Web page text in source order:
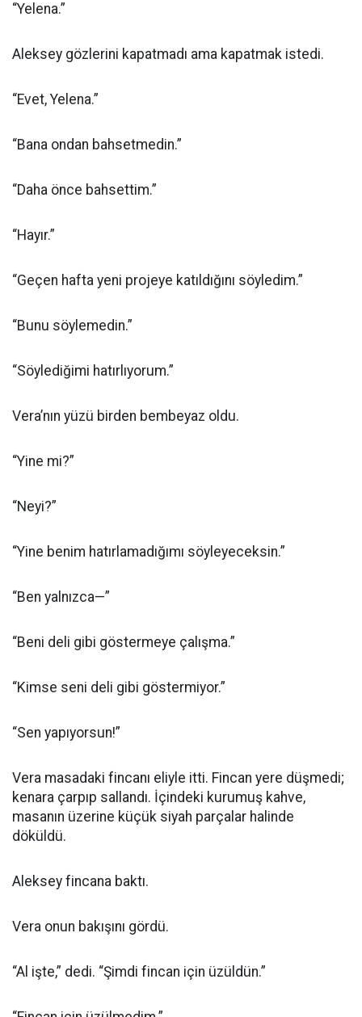
“Yelena.”
Aleksey gözlerini kapatmadı ama kapatmak istedi.
“Evet, Yelena.”
“Bana ondan bahsetmedin.”
“Daha önce bahsettim.”
“Hayır.”
“Geçen hafta yeni projeye katıldığını söyledim.”
“Bunu söylemedin.”
“Söylediğimi hatırlıyorum.”
Vera’nın yüzü birden bembeyaz oldu.
“Yine mi?”
“Neyi?”
“Yine benim hatırlamadığımı söyleyeceksin.”
“Ben yalnızca—”
“Beni deli gibi göstermeye çalışma.”
“Kimse seni deli gibi göstermiyor.”
“Sen yapıyorsun!”
Vera masadaki fincanı eliyle itti. Fincan yere düşmedi;
kenara çarpıp sallandı. İçindeki kurumuş kahve,
masanın üzerine küçük siyah parçalar halinde
döküldü.
Aleksey fincana baktı.
Vera onun bakışını gördü.
“Al işte,” dedi. “Şimdi fincan için üzüldün.”